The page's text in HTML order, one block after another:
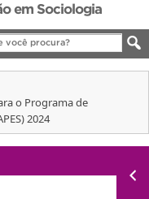
Acesso à informação
Legislação
Canais
em Sociologia
o Programa de
2024